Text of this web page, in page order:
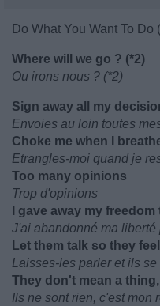
Do What You Want To
Where will we go ? (*2)
Ou irons nous ? (*2)
Sign away all my
Envoies au loin toutes
Choke me when I
Etrangles-moi quand je
Too many opinions
Trop d'opinions
I gave away my
J'ai abandonné ma liberté
Let them talk so they
Laisses-les parler et ils
They don't mean a
Ils ne sont rien, c'est mon